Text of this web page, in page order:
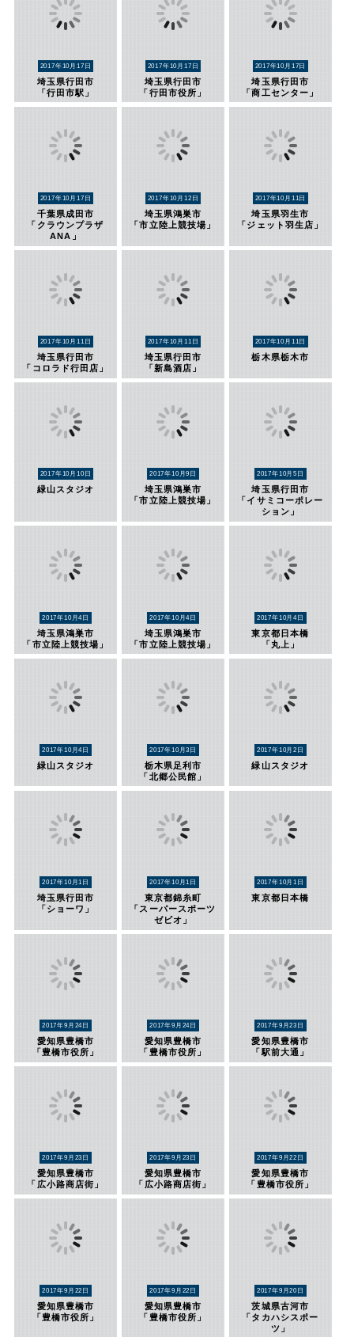
2017年10月17日
埼玉県行田市
「行田市駅」
2017年10月17日
埼玉県行田市
「行田市役所」
2017年10月17日
埼玉県行田市
「商工センター」
2017年10月17日
千葉県成田市
「クラウンプラザ
ANA」
2017年10月12日
埼玉県鴻巣市
「市立陸上競技場」
2017年10月11日
埼玉県羽生市
「ジェット羽生店」
2017年10月11日
埼玉県行田市
「コロラド行田店」
2017年10月11日
埼玉県行田市
「新島酒店」
2017年10月11日
栃木県栃木市
2017年10月10日
緑山スタジオ
2017年10月9日
埼玉県鴻巣市
「市立陸上競技場」
2017年10月5日
埼玉県行田市
「イサミコーポレー
ション」
2017年10月4日
埼玉県鴻巣市
「市立陸上競技場」
2017年10月4日
埼玉県鴻巣市
「市立陸上競技場」
2017年10月4日
東京都日本橋
「丸上」
2017年10月4日
緑山スタジオ
2017年10月3日
栃木県足利市
「北郷公民館」
2017年10月2日
緑山スタジオ
2017年10月1日
埼玉県行田市
「ショーワ」
2017年10月1日
東京都錦糸町
「スーパースポーツ
ゼビオ」
2017年10月1日
東京都日本橋
2017年9月24日
愛知県豊橋市
「豊橋市役所」
2017年9月24日
愛知県豊橋市
「豊橋市役所」
2017年9月23日
愛知県豊橋市
「駅前大通」
2017年9月23日
愛知県豊橋市
「広小路商店街」
2017年9月23日
愛知県豊橋市
「広小路商店街」
2017年9月22日
愛知県豊橋市
「豊橋市役所」
2017年9月22日
愛知県豊橋市
「豊橋市役所」
2017年9月22日
愛知県豊橋市
「豊橋市役所」
2017年9月20日
茨城県古河市
「タカハシスポー
ツ」